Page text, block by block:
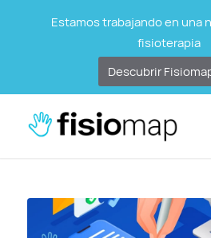
Estamos trabajando en una
fisioterapia
Descubrir